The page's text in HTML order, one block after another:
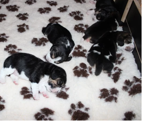
BILD ANZEIGEN